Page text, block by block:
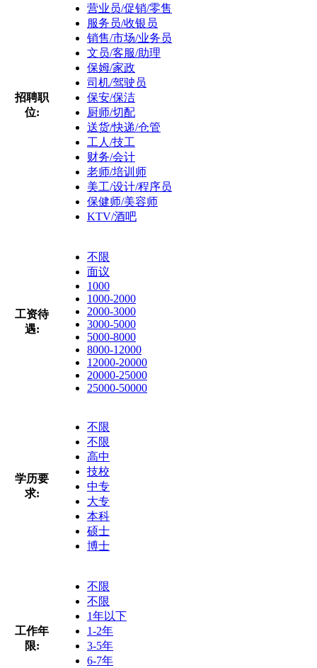
招聘职
位:
营业员/促销/零售
服务员/收银员
销售/市场/业务员
文员/客服/助理
保姆/家政
司机/驾驶员
保安/保洁
厨师/切配
送货/快递/仓管
工人/技工
财务/会计
老师/培训师
美工/设计/程序员
保健师/美容师
KTV/酒吧
工资待
遇:
不限
面议
1000
1000-2000
2000-3000
3000-5000
5000-8000
8000-12000
12000-20000
20000-25000
25000-50000
学历要
求:
不限
不限
高中
技校
中专
大专
本科
硕士
博士
工作年
限:
不限
不限
1年以下
1-2年
3-5年
6-7年